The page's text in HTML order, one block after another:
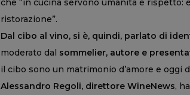
che “in cucina servono umanità e rispetto:
ristorazione”.
Dal cibo al vino, si è, quindi, parlato di
moderato dal sommelier, autore e
il cibo sono un matrimonio d’amore e oggi
Alessandro Regoli, direttore WineNews,